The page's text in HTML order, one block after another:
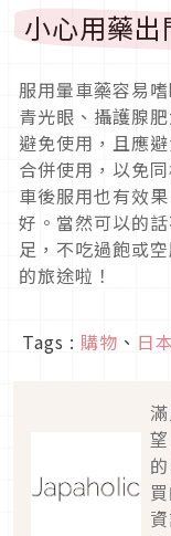
小心用藥出
服用暈車藥容易
青光眼、攝護腺
避免使用，且應
合併使用，以免
車後服用也有效
好。當然可以的
足，不吃過飽或
的旅途啦！
Tags : 購物 、 日